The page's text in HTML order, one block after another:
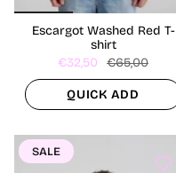
Escargot Washed Red T-
shirt
€32,50
€65,00
QUICK ADD
SALE